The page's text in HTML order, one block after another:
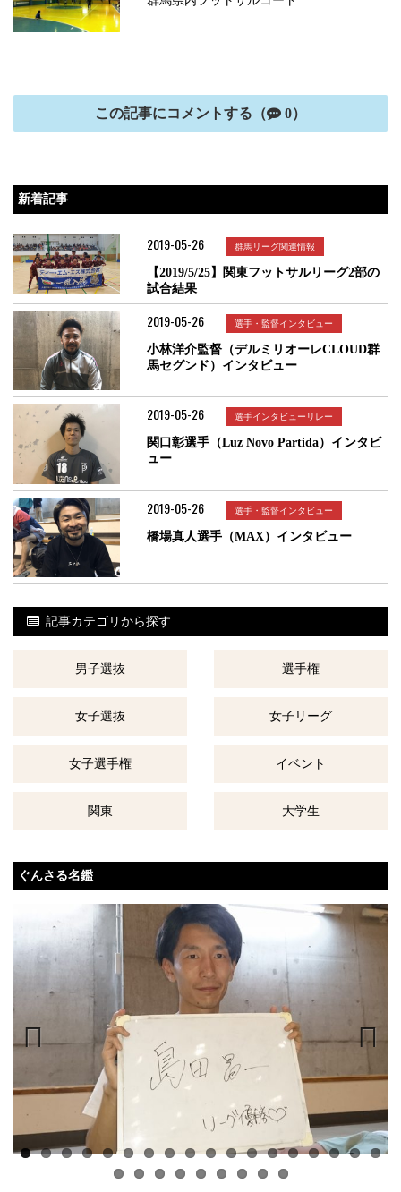
この記事にコメントする（ 0）
新着記事
2019-05-26 群馬リーグ関連情報
【2019/5/25】関東フットサルリーグ2部の
試合結果
2019-05-26 選手・監督インタビュー
小林洋介監督（デルミリオーレCLOUD群
馬セグンド）インタビュー
2019-05-26 選手インタビューリレー
関口彰選手（Luz Novo Partida）インタビ
ュー
2019-05-26 選手・監督インタビュー
橋場真人選手（MAX）インタビュー
記事カテゴリから探す
男子選抜 選手権
女子選抜 女子リーグ
女子選手権 イベント
関東 大学生
ぐんさる名鑑
Next